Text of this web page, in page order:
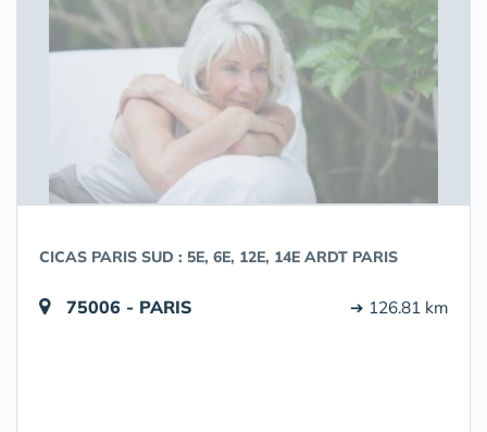
CICAS PARIS SUD : 5E, 6E, 12E, 14E ARDT PARIS
75006 - PARIS ➔ 126.81 km